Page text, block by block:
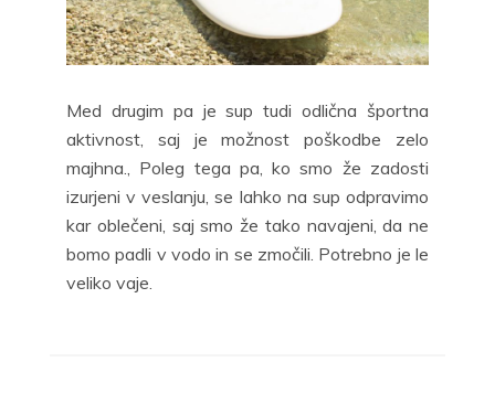
Med drugim pa je sup tudi odlična športna
aktivnost, saj je možnost poškodbe zelo
majhna., Poleg tega pa, ko smo že zadosti
izurjeni v veslanju, se lahko na sup odpravimo
kar oblečeni, saj smo že tako navajeni, da ne
bomo padli v vodo in se zmočili. Potrebno je le
veliko vaje.